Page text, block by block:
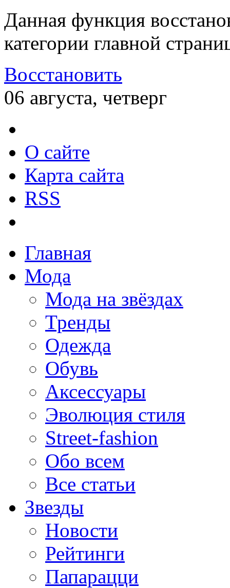
Данная функция
категории главной
Восстановить
06 августа, четверг
О сайте
Карта сайта
RSS
Главная
Мода
Мода на звёздах
Тренды
Одежда
Обувь
Аксессуары
Эволюция стиля
Street-fashion
Обо всем
Все статьи
Звезды
Новости
Рейтинги
Папарацци